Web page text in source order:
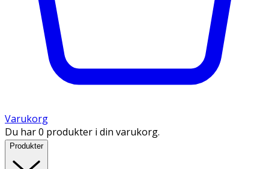
Varukorg
Du har 0 produkter i din varukorg.
Produkter